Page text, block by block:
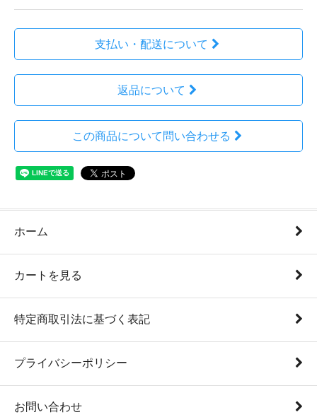
支払い・配送について
返品について
この商品について問い合わせる
ホーム
カートを見る
特定商取引法に基づく表記
プライバシーポリシー
お問い合わせ